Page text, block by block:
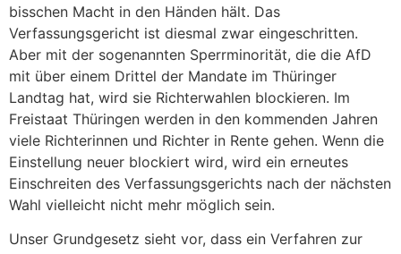
bisschen Macht in den Händen hält. Das
Verfassungsgericht ist diesmal zwar eingeschritten.
Aber mit der sogenannten Sperrminorität, die die AfD
mit über einem Drittel der Mandate im Thüringer
Landtag hat, wird sie Richterwahlen blockieren. Im
Freistaat Thüringen werden in den kommenden Jahren
viele Richterinnen und Richter in Rente gehen. Wenn die
Einstellung neuer blockiert wird, wird ein erneutes
Einschreiten des Verfassungsgerichts nach der nächsten
Wahl vielleicht nicht mehr möglich sein.
Unser Grundgesetz sieht vor, dass ein Verfahren zur